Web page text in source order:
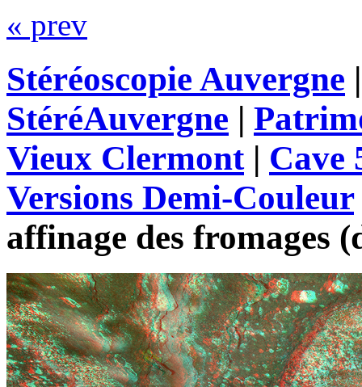
« prev
Stéréoscopie Auvergne
StéréAuvergne |
Vieux Clermont| Cave
Versions Demi-Couleur
affinage des fromages